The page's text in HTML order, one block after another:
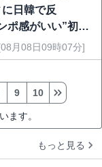
日韓で反
ポ感がいい”初回
月08日09時07分]
ます。
9 10
もっと見る